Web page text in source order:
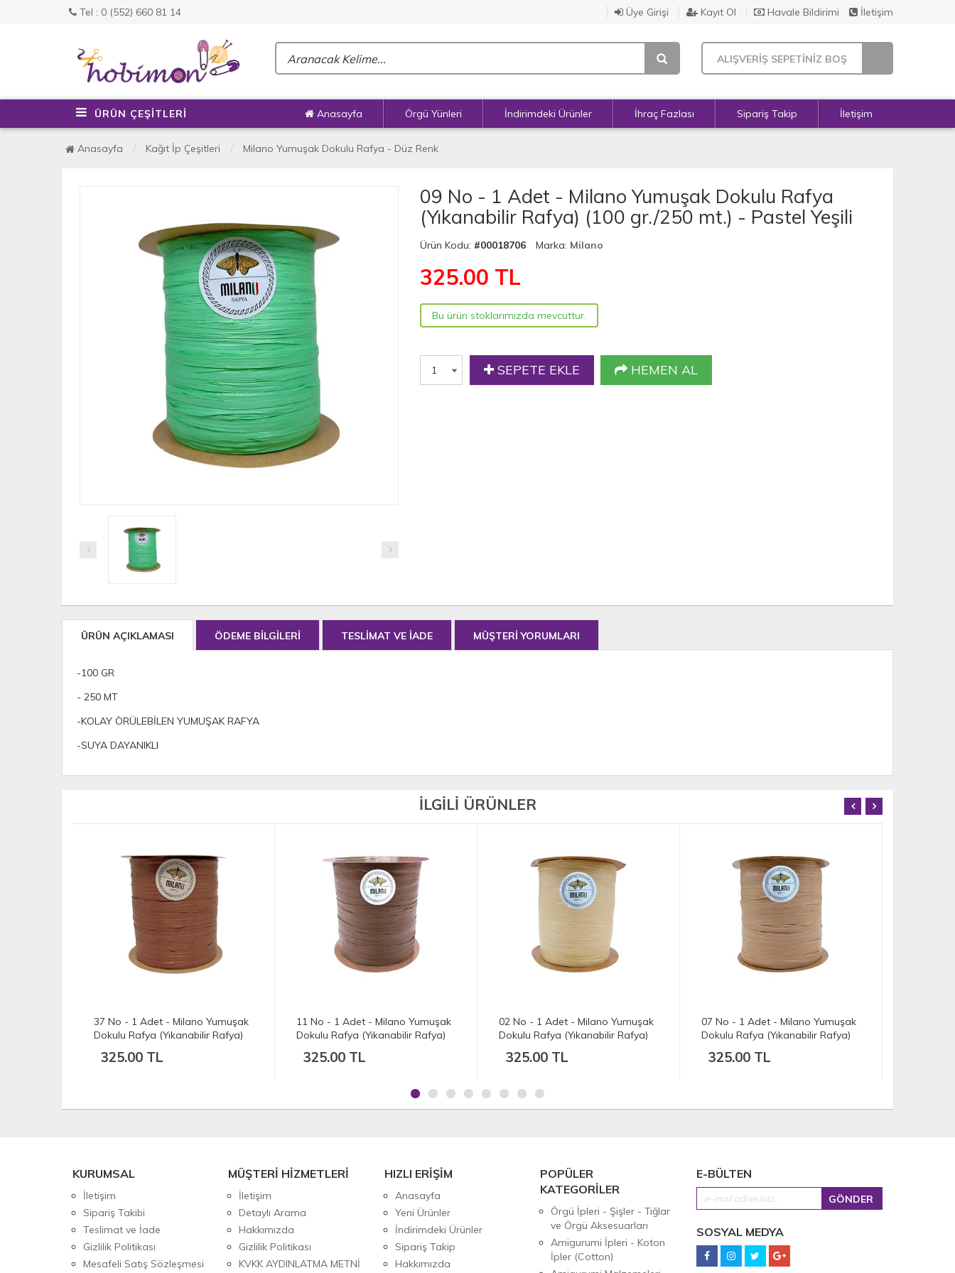
Tel : 0 (552) 660 81 14 Üye Girişi Kayıt Ol Havale Bildirimi İletişim
ALIŞVERİŞ SEPETİNİZ BOŞ
ÜRÜN ÇEŞİTLERİ Anasayfa Örgü Yünleri İndirimdeki Ürünler İhraç Fazlası Sipariş Takip İletişim
Anasayfa Kağıt İp Çeşitleri Milano Yumuşak Dokulu Rafya - Düz Renk
09 No - 1 Adet - Milano Yumuşak Dokulu Rafya
(Yıkanabilir Rafya) (100 gr./250 mt.) - Pastel Yeşili
Ürün Kodu: #00018706 Marka: Milano
325.00 TL
Bu ürün stoklarımızda mevcuttur.
SEPETE EKLE HEMEN AL
ÜRÜN AÇIKLAMASI ÖDEME BİLGİLERİ TESLİMAT VE İADE MÜŞTERİ YORUMLARI
-100 GR
- 250 MT
-KOLAY ÖRÜLEBİLEN YUMUŞAK RAFYA
-SUYA DAYANIKLI
İLGİLİ ÜRÜNLER
11 No - 1 Adet - Milano Yumuşak
Dokulu Rafya (Yıkanabilir Rafya)
325.00 TL
02 No - 1 Adet - Milano Yumuşak
Dokulu Rafya (Yıkanabilir Rafya)
325.00 TL
07 No - 1 Adet - Milano Yumuşak
Dokulu Rafya (Yıkanabilir Rafya)
325.00 TL
08 No - 1 Adet - Milano Yumuşak
Dokulu Rafya (Yıkanabilir Rafya)
325.00 TL
KURUMSAL
İletişim
Sipariş Takibi
Teslimat ve İade
Gizlilik Politikası
Mesafeli Satış Sözleşmesi
MÜŞTERİ HİZMETLERİ
İletişim
Detaylı Arama
Hakkımızda
Gizlilik Politikası
KVKK AYDINLATMA METNİ
HIZLI ERİŞİM
Anasayfa
Yeni Ürünler
İndirimdeki Ürünler
Sipariş Takip
Hakkımızda
POPÜLER
KATEGORİLER
Örgü İpleri - Şişler - Tığlar
ve Örgü Aksesuarları
Amigurumi İpleri - Koton
İpler (Cotton)
E-BÜLTEN
SOSYAL MEDYA